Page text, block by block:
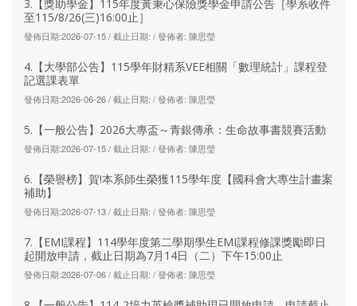
3.【獎助學金】115年度黃秉心保險獎學金申請公告［學系收件
至115/8/26(三)16:00止］
發佈日期:2026-07-15 / 截止日期: / 發佈者: 陳思瑩
4.【大學部公告】115學年財精系VEE相關「數理統計」課程登
記選課表單
發佈日期:2026-06-26 / 截止日期: / 發佈者: 陳思瑩
5.【一般公告】2026大專盃～青銀傳承：生命故事書競賽活動
發佈日期:2026-07-15 / 截止日期: / 發佈者: 陳思瑩
6.【榮譽榜】賀!本系師生榮獲115學年度【國科會大專生計畫案
補助】
發佈日期:2026-07-13 / 截止日期: / 發佈者: 陳思瑩
7.【EMI課程】114學年度第二學期學生EMI課程修課獎勵即日
起開放申請，截止日期為7月14日（二）下午15:00止
發佈日期:2026-07-06 / 截止日期: / 發佈者: 陳思瑩